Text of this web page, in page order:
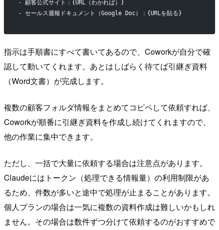
- 顧客公式サイト：{URL（わかれば）}
- セールス週報ドキュメント（Google Doc）：{URLを貼る}
指示は手順書にすべて書いてあるので、Coworkが自分で確
認して動いてくれます。あとはしばらく待てば引継ぎ資料
（Word文書）が完成します。
複数の顧客フォルダ情報をまとめてコピペして依頼すれば、
Coworkが順番に引継ぎ資料を作成し続けてくれますので、
他の作業に集中できます。
ただし、一括で大量に依頼する場合は注意点があります。
Claudeにはトークン（処理できる情報量）の利用制限があ
るため、件数が多いと途中で処理が止まることがあります。
個人プランの場合は一気に複数の資料作成は難しいかもしれ
ません。その場合は数件ずつ分けて依頼するのがおすすめで